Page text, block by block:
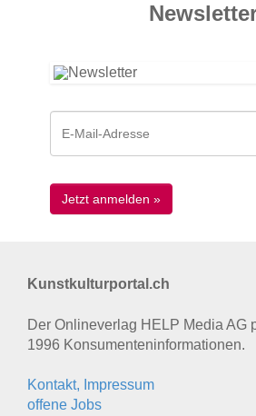
Kunstkulturportal.ch
Der Onlineverlag HELP Media AG
1996 Konsumenten­informationen.
Kontakt, Impressum
offene Jobs